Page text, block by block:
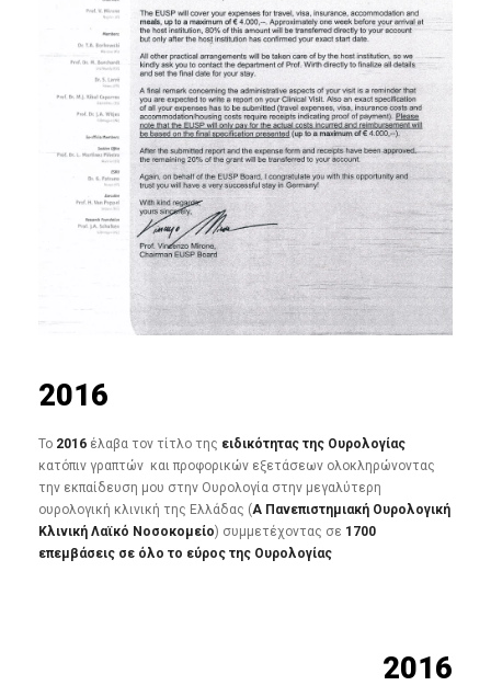
2016
To 2016 έλαβα τον τίτλο της ειδικότητας της Ουρολογίας
κατόπιν γραπτών και προφορικών εξετάσεων ολοκληρώνοντας
την εκπαίδευση μου στην Ουρολογία στην μεγαλύτερη
ουρολογική κλινική της Ελλάδας (Α Πανεπιστημιακή Ουρολογική
Κλινική Λαϊκό Νοσοκομείο) συμμετέχοντας σε 1700
επεμβάσεις σε όλο το εύρος της Ουρολογίας
2016